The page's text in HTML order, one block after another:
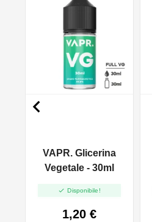
VAPR. Glicerina
Vegetale - 30ml
 Disponibile!
1,20 €
